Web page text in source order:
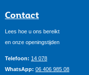
Contact
Lees hoe u ons bereikt
en onze openingstijden
Telefoon: 14 078
WhatsApp: 06 406 985 08